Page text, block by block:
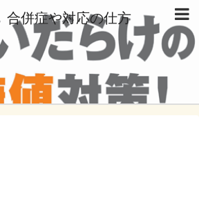
合併症や対応の仕方